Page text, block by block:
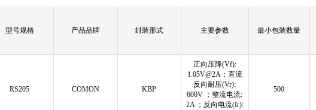
型号规格 产品品牌 封装形式 主要参数 最小包装数量
RS205 COMON KBP
正向压降(Vf):
1.05V@2A；直流
反向耐压(Vr):
600V ；整流电流:
2A ；反向电流(Ir):
500